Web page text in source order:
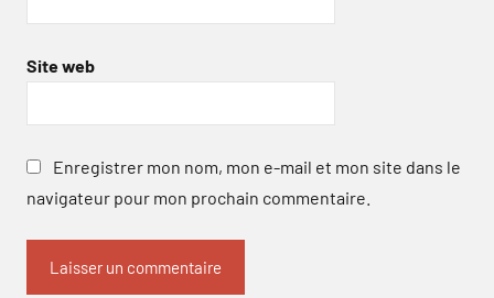
Site web
Enregistrer mon nom, mon e-mail et mon site dans le
navigateur pour mon prochain commentaire.